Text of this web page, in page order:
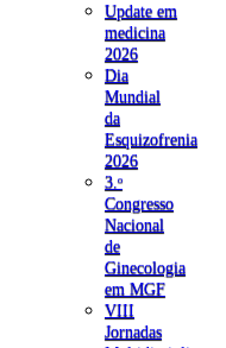
Update em
medicina
2026
Dia
Mundial
da
Esquizofrenia
2026
3.ᵒ
Congresso
Nacional
de
Ginecologia
em MGF
VIII
Jornadas